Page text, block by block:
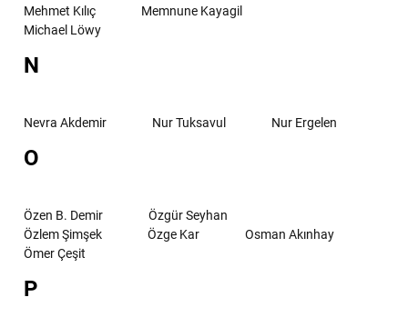
Mehmet Kılıç
Memnune Kayagil
Michael Löwy
N
Nevra Akdemir Nur Tuksavul Nur Ergelen
O
Özen B. Demir
Özgür Seyhan
Özlem Şimşek
Özge Kar
Osman Akınhay
Ömer Çeşit
P